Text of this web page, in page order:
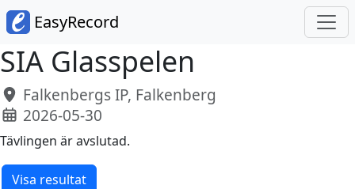
EasyRecord
SIA Glasspelen
Falkenbergs IP, Falkenberg
2026-05-30
Tävlingen är avslutad.
Visa resultat